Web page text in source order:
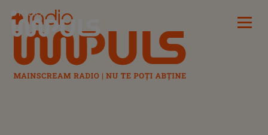
Radio Impuls